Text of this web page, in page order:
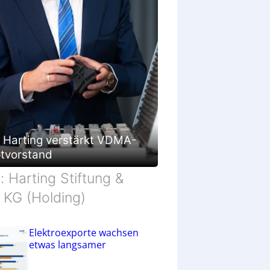
Harting verstärkt VDMA-
Harting Stiftung &
(Holding)
Elektroexporte wachsen
etwas langsamer